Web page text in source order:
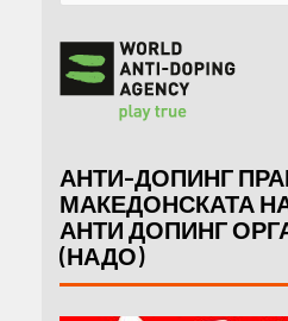
АНТИ-ДОПИНГ
МАКЕДОНСКАТА
АНТИ ДОПИНГ
(НАДО)